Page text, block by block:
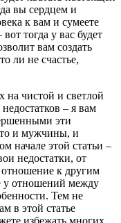
вы сердцем и
к вам и сумеете
тогда у вас будет
вам создать
ли не счастье,
чистой и светлой
– я вам
эти
и мужчины, и
начале этой статьи –
недостатки, от
отношение к другим
у отношений между
Тем не
в этой статье